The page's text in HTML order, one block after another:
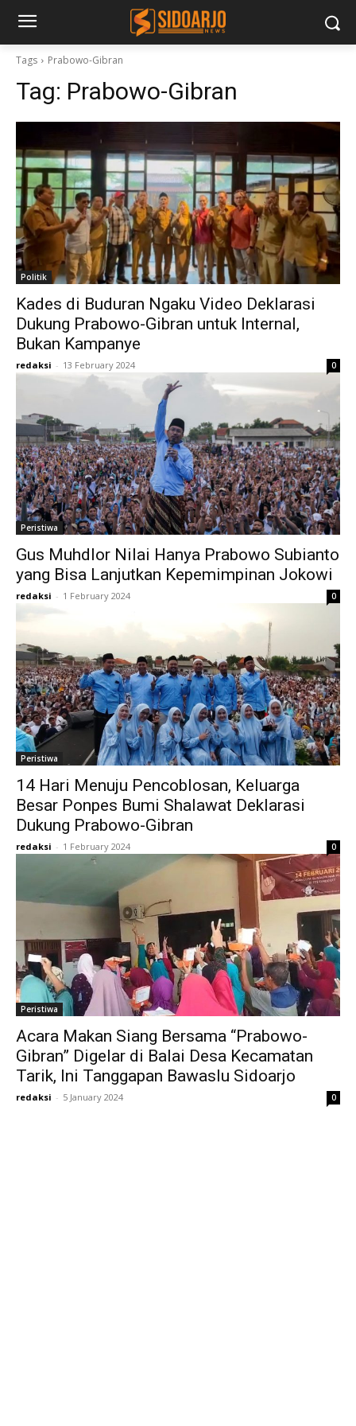
Tags Prabowo-Gibran
Tag: Prabowo-Gibran
Politik
Kades di Buduran Ngaku Video Deklarasi
Dukung Prabowo-Gibran untuk Internal,
Bukan Kampanye
redaksi - 13 February 2024 0
Peristiwa
Gus Muhdlor Nilai Hanya Prabowo Subianto
yang Bisa Lanjutkan Kepemimpinan Jokowi
redaksi - 1 February 2024 0
Peristiwa
14 Hari Menuju Pencoblosan, Keluarga
Besar Ponpes Bumi Shalawat Deklarasi
Dukung Prabowo-Gibran
redaksi - 1 February 2024 0
Peristiwa
Acara Makan Siang Bersama “Prabowo-
Gibran” Digelar di Balai Desa Kecamatan
Tarik, Ini Tanggapan Bawaslu Sidoarjo
redaksi - 5 January 2024 0